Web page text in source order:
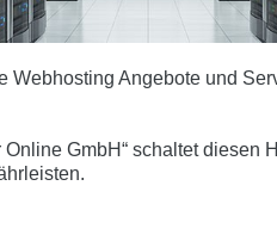
Webhosting Angebote und
GmbH“ schaltet diesen